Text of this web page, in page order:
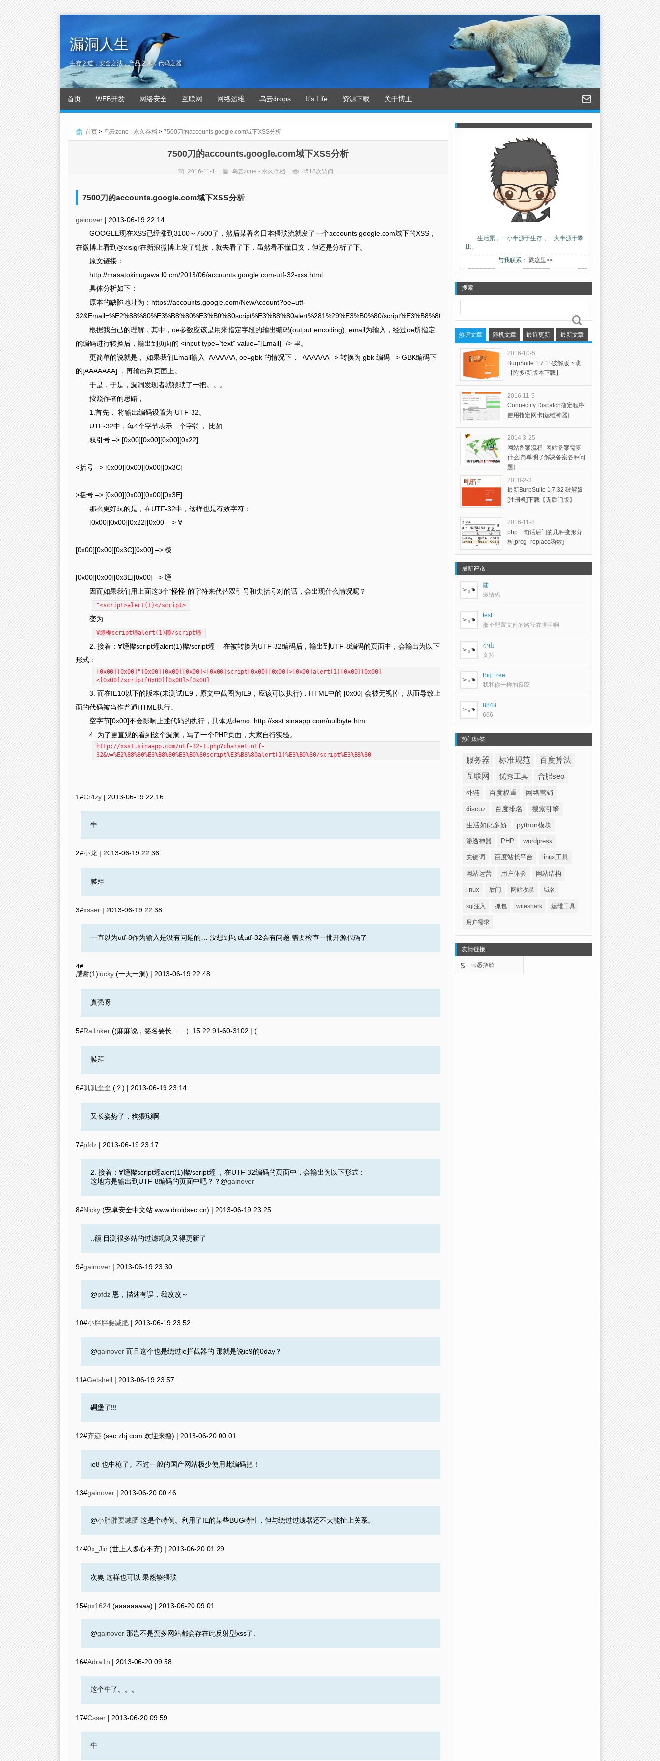
漏洞人生
生存之道，安全之法，产品之术，代码之器
首页 WEB开发 网络安全 互联网 网络运维 乌云drops It’s Life 资源下载 关于博主
首页 > 乌云zone - 永久存档 > 7500刀的accounts.google.com域下XSS分析
7500刀的accounts.google.com域下XSS分析
2016-11-1 乌云zone - 永久存档 4518次访问
7500刀的accounts.google.com域下XSS分析
gainover | 2013-06-19 22:14
GOOGLE现在XSS已经涨到3100～7500了，然后某著名日本猥琐流就发了一个accounts.google.com域下的XSS，
在微博上看到@xisigr在新浪微博上发了链接，就去看了下，虽然看不懂日文，但还是分析了下。
原文链接：
http://masatokinugawa.l0.cm/2013/06/accounts.google.com-utf-32-xss.html
具体分析如下：
原本的缺陷地址为：https://accounts.google.com/NewAccount?oe=utf-
32&Email=%E2%88%80%E3%B8%80%E3%B0%80script%E3%B8%80alert%281%29%E3%B0%80/script%E3%B8%80
根据我自己的理解，其中，oe参数应该是用来指定字段的输出编码(output encoding), email为输入，经过oe所指定
的编码进行转换后，输出到页面的 <input type=”text” value=”[Email]” /> 里。
更简单的说就是， 如果我们Email输入 AAAAAA, oe=gbk 的情况下， AAAAAA –> 转换为 gbk 编码 –> GBK编码下
的[AAAAAAA] ，再输出到页面上。
于是，于是，漏洞发现者就猥琐了一把。。。
按照作者的思路，
1.首先， 将输出编码设置为 UTF-32。
UTF-32中，每4个字节表示一个字符， 比如
双引号 –> [0x00][0x00][0x00][0x22]
<括号 –> [0x00][0x00][0x00][0x3C]
>括号 –> [0x00][0x00][0x00][0x3E]
那么更好玩的是，在UTF-32中，这样也是有效字符：
[0x00][0x00][0x22][0x00] –> ∀
[0x00][0x00][0x3C][0x00] –> 㰀
[0x00][0x00][0x3E][0x00] –> 㸀
因而如果我们用上面这3个“怪怪”的字符来代替双引号和尖括号对的话，会出现什么情况呢？
"<script>alert(1)</script>
变为
∀㸀㰀script㸀alert(1)㰀/script㸀
2. 接着：∀㸀㰀script㸀alert(1)㰀/script㸀 ，在被转换为UTF-32编码后，输出到UTF-8编码的页面中，会输出为以下
形式：
[0x00][0x00]"[0x00][0x00][0x00]<[0x00]script[0x00][0x00]>[0x00]alert(1)[0x00][0x00]
<[0x00]/script[0x00][0x00]>[0x00]
3. 而在IE10以下的版本(未测试IE9，原文中截图为IE9，应该可以执行)，HTML中的 [0x00] 会被无视掉，从而导致上
面的代码被当作普通HTML执行。
空字节[0x00]不会影响上述代码的执行，具体见demo: http://xsst.sinaapp.com/nullbyte.htm
4. 为了更直观的看到这个漏洞，写了一个PHP页面，大家自行实验。
http://xsst.sinaapp.com/utf-32-1.php?charset=utf-
32&v=%E2%88%80%E3%B8%80%E3%B0%80script%E3%B8%80alert(1)%E3%B0%80/script%E3%B8%80
1#Cr4zy | 2013-06-19 22:16
牛
2#小龙 | 2013-06-19 22:36
膜拜
3#xsser | 2013-06-19 22:38
一直以为utf-8作为输入是没有问题的… 没想到转成utf-32会有问题 需要检查一批开源代码了
4#
感谢(1)lucky (一天一洞) | 2013-06-19 22:48
真强呀
5#Ra1nker ((麻麻说，签名要长……）‮) |
2013-06-19 22:51
膜拜
6#叽叽歪歪 (？) | 2013-06-19 23:14
又长姿势了，狗猥琐啊
7#pfdz | 2013-06-19 23:17
2. 接着：∀㸀㰀script㸀alert(1)㰀/script㸀 ，在UTF-32编码的页面中，会输出为以下形式：
这地方是输出到UTF-8编码的页面中吧？？@gainover
8#Nicky (安卓安全中文站 www.droidsec.cn) | 2013-06-19 23:25
..额 目测很多站的过滤规则又得更新了
9#gainover | 2013-06-19 23:30
@pfdz 恩，描述有误，我改改～
10#小胖胖要减肥 | 2013-06-19 23:52
@gainover 而且这个也是绕过ie拦截器的 那就是说ie9的0day？
11#Getshell | 2013-06-19 23:57
碉堡了!!!
12#齐迹 (sec.zbj.com 欢迎来撸) | 2013-06-20 00:01
ie8 也中枪了。不过一般的国产网站极少使用此编码把！
13#gainover | 2013-06-20 00:46
@小胖胖要减肥 这是个特例。利用了IE的某些BUG特性，但与绕过过滤器还不太能扯上关系。
14#0x_Jin (世上人多心不齐) | 2013-06-20 01:29
次奥 这样也可以 果然够猥琐
15#px1624 (aaaaaaaaa) | 2013-06-20 09:01
@gainover 那岂不是蛮多网站都会存在此反射型xss了、
16#Adra1n | 2013-06-20 09:58
这个牛了。。。
17#Csser | 2013-06-20 09:59
牛
生活累，一小半源于生存，一大半源于攀
比。
与我联系： 戳这里>>
搜索
热评文章 随机文章 最近更新 最新文章
2016-10-5
BurpSuite 1.7.11破解版下载
【附多/新版本下载】
2016-11-5
Connectify Dispatch指定程序
使用指定网卡[运维神器]
2014-3-25
网站备案流程_网站备案需要
什么[简单明了解决备案各种问
题]
2018-2-3
最新BurpSuite 1.7.32 破解版
[注册机]下载【无后门版】
2016-11-8
php一句话后门的几种变形分
析[preg_replace函数]
最新评论
陆
邀请码
test
那个配置文件的路径在哪里啊
小山
支持
Big Tree
我和你一样的反应
8848
666
热门标签
服务器 标准规范
百度算法
互联网
优秀工具 合肥seo
外链 百度权重 网络营销
discuz 百度排名 搜索引擎
生活如此多娇 python模块
渗透神器 PHP wordpress
关键词 百度站长平台 linux工具
网站运营 用户体验 网站结构
linux 后门 网站收录 域名
sql注入 抓包 wireshark 运维工具
用户需求
友情链接
云悉指纹